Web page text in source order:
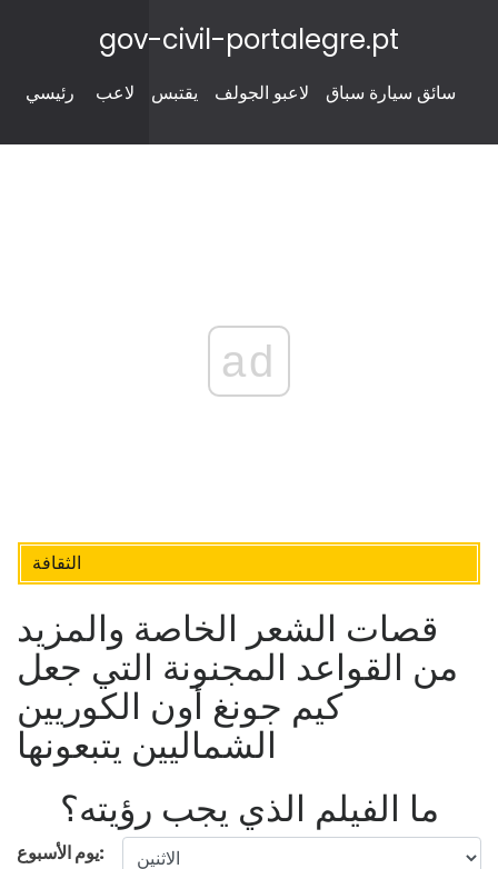
gov-civil-portalegre.pt
رئيسي لاعب يقتبس لاعبو الجولف سائق سيارة سباق
ad
الثقافة
قصات الشعر الخاصة والمزيد
من القواعد المجنونة التي جعل
كيم جونغ أون الكوريين
الشماليين يتبعونها
ما الفيلم الذي يجب رؤيته؟
يوم الأسبوع: